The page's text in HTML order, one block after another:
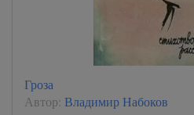
Гроза
Автор: Владимир Набоков